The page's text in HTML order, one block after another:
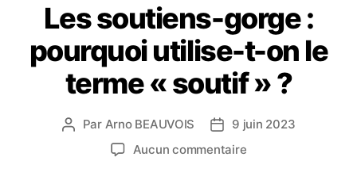
Les soutiens-gorge :
pourquoi utilise-t-on le
terme « soutif » ?
Auteur
Par Arno BEAUVOIS
Date
de
9 juin 2023
Aucun commentairesur